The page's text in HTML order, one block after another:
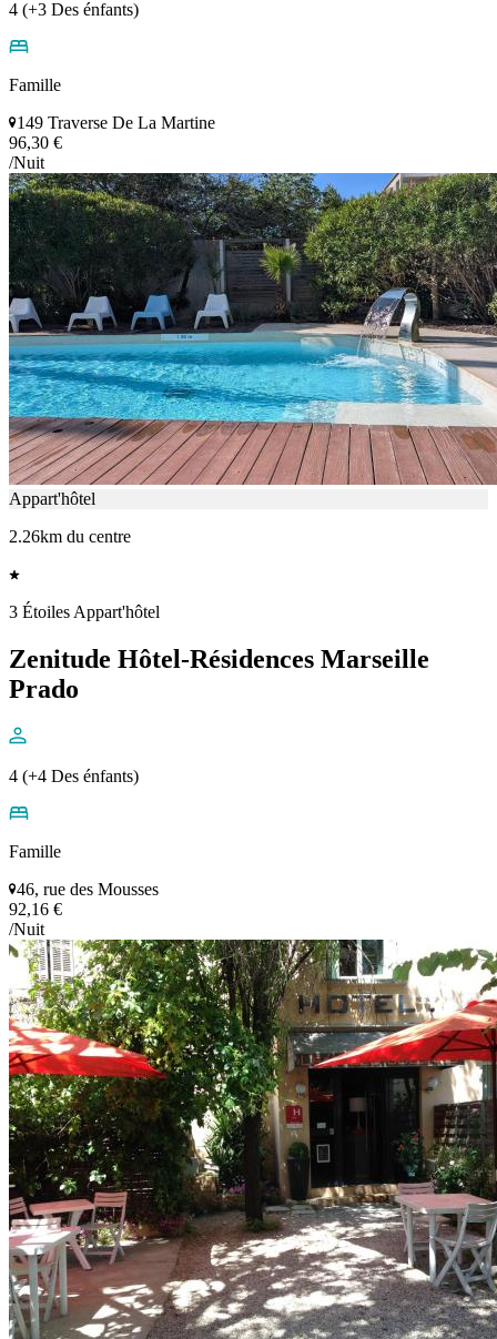
4 (+3 Des énfants)
Famille
149 Traverse De La Martine
96,30 €
/Nuit
Appart'hôtel
2.26km du centre
3 Étoiles Appart'hôtel
Zenitude Hôtel-Résidences Marseille
Prado
4 (+4 Des énfants)
Famille
46, rue des Mousses
92,16 €
/Nuit